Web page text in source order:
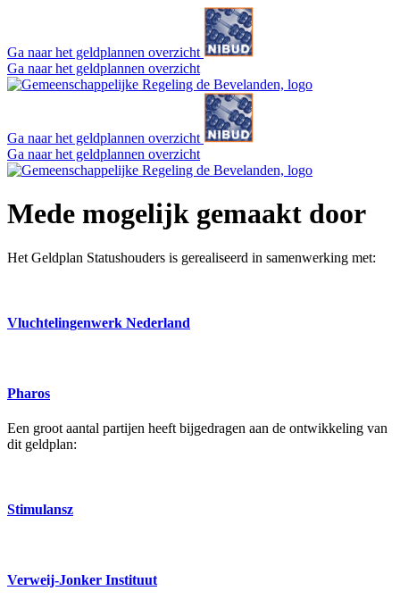
Ga naar het geldplannen overzicht
Ga naar het geldplannen overzicht
Ga naar het geldplannen overzicht
Ga naar het geldplannen overzicht
Mede mogelijk gemaakt door
Het Geldplan Statushouders is gerealiseerd in samenwerking met:
Vluchtelingenwerk Nederland
Pharos
Een groot aantal partijen heeft bijgedragen aan de ontwikkeling van
dit geldplan:
Stimulansz
Verweij-Jonker Instituut